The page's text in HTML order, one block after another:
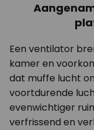
Een ventilator
kamer en
dat muffe lucht
voortdurende
evenwichtiger
verfrissend en